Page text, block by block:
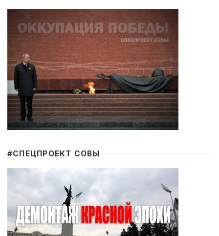
#CПЕЦПРОЕКТ СОВЫ